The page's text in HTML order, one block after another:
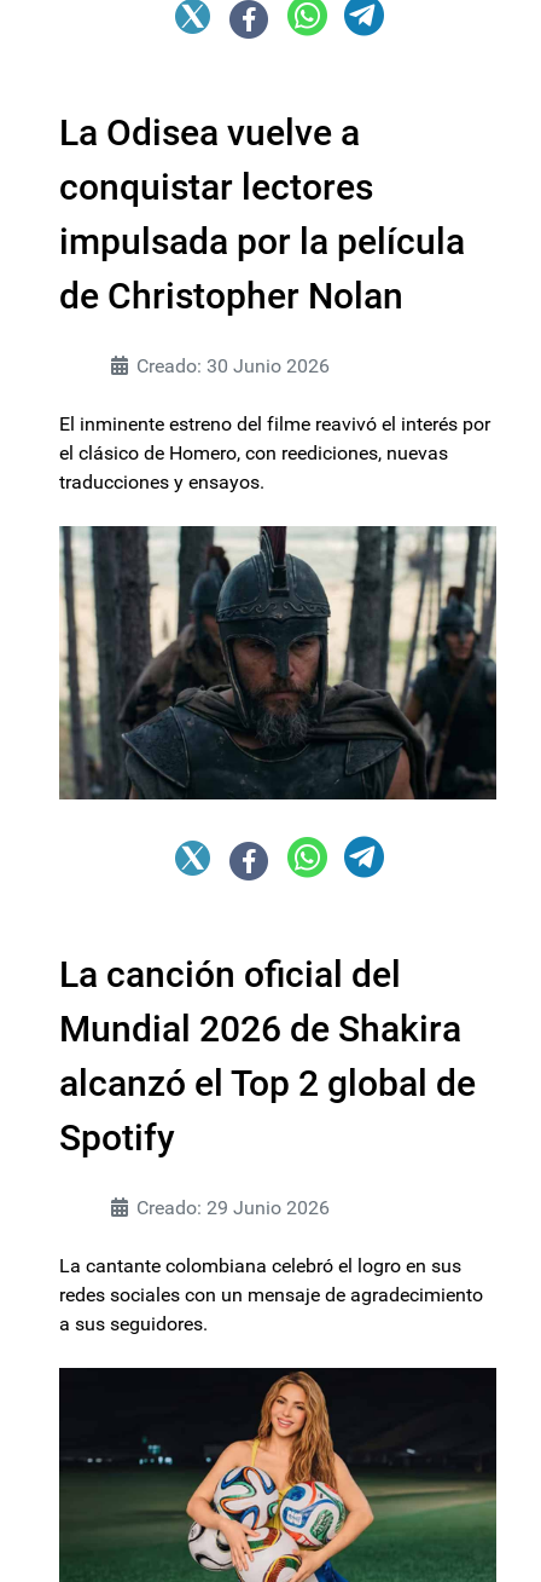
La Odisea vuelve a
conquistar lectores
impulsada por la película
de Christopher Nolan
Creado: 30 Junio 2026
El inminente estreno del filme reavivó el interés por
el clásico de Homero, con reediciones, nuevas
traducciones y ensayos.
La canción oficial del
Mundial 2026 de Shakira
alcanzó el Top 2 global de
Spotify
Creado: 29 Junio 2026
La cantante colombiana celebró el logro en sus
redes sociales con un mensaje de agradecimiento
a sus seguidores.